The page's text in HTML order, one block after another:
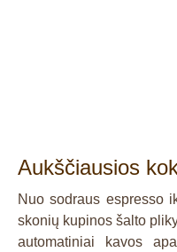
Aukščiausios
Nuo sodraus espresso
skonių kupinos šalto
automatiniai kavos